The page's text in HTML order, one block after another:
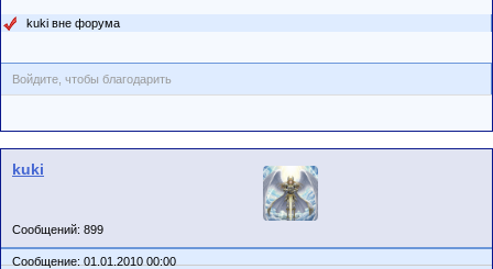
kuki вне форума
Войдите, чтобы благодарить
kuki
Сообщений: 899
Сообщение: 01.01.2010 00:00